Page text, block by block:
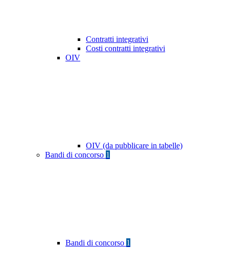
Contratti integrativi
Costi contratti integrativi
OIV
OIV (da pubblicare in tabelle)
Bandi di concorso 1
Bandi di concorso 1